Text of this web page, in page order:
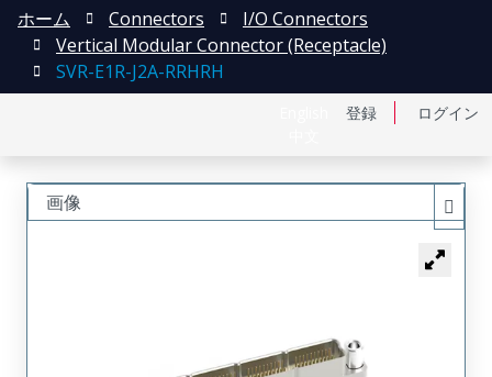
登録 ログイン
ホーム Connectors
I/O Connectors
Vertical Modular Connector (Receptacle)
SVR-E1R-J2A-RRHRH
画像